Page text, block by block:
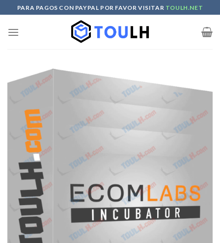
to
content
PARA PAGOS CON PAYPAL POR FAVOR VISITAR TOULH.NET